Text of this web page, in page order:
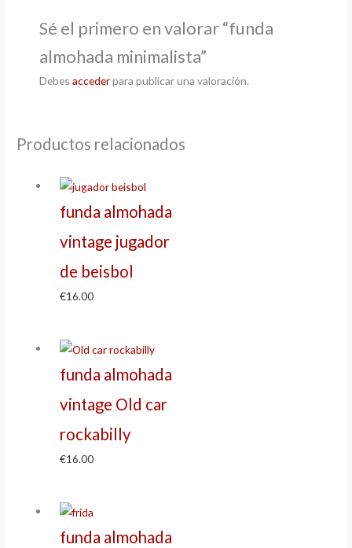
Sé el primero en valorar “funda
almohada minimalista”
Debesaccederpara publicar una valoración.
Productos relacionados
funda almohada
vintage jugador
de beisbol
€16.00
funda almohada
vintage Old car
rockabilly
€16.00
funda almohada